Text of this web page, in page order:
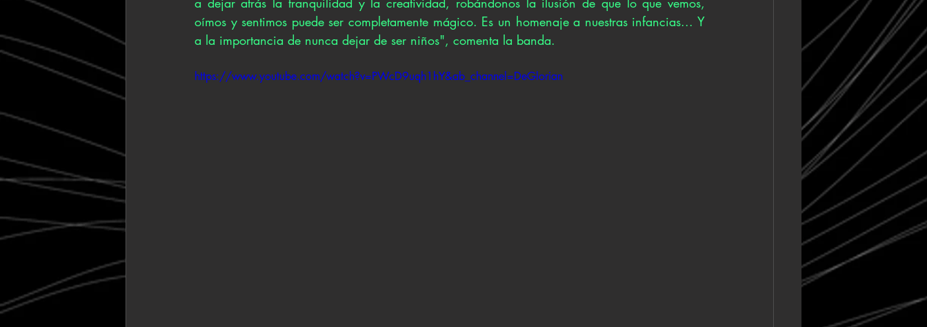
oímos y sentimos puede ser completamente mágico. Es un homenaje a nuestras infancias... Y
a la importancia de nunca dejar de ser niños", comenta la banda.
https://www.youtube.com/watch?v=PWcD9uqh1hY&ab_channel=DeGlorian